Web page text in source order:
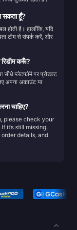
सकता हूँ?
होती है। हालाँकि, यदि
टीम से संपर्क करें, और
रिडीम करूँ?
प्लेटफॉर्म पर प्रोडक्ट
अपना अकाउंट या
चाहिए?
please check your
it’s still missing,
details, and